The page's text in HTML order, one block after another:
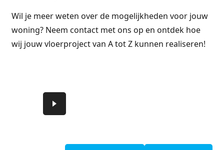
Wil je meer weten over de mogelijkheden voor jouw
woning? Neem contact met ons op en ontdek hoe
wij jouw vloerproject van A tot Z kunnen realiseren!